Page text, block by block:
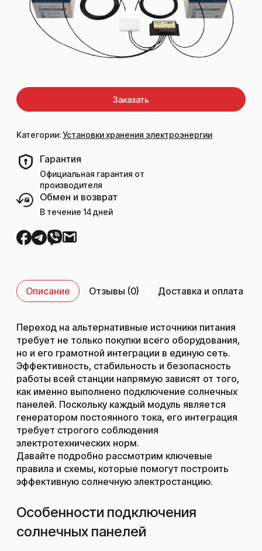
Заказать
Категории:Установки хранения электроэнергии
Гарантия
Официальная гарантия от
производителя
Обмен и возврат
В течение 14 дней
Описание Отзывы (0) Доставка и оплата
Переход на альтернативные источники питания
требует не только покупки всего оборудования,
но и его грамотной интеграции в единую сеть.
Эффективность, стабильность и безопасность
работы всей станции напрямую зависят от того,
как именно выполнено подключение солнечных
панелей. Поскольку каждый модуль является
генератором постоянного тока, его интеграция
требует строгого соблюдения
электротехнических норм.
Давайте подробно рассмотрим ключевые
правила и схемы, которые помогут построить
эффективную солнечную электростанцию.
Особенности подключения
солнечных панелей